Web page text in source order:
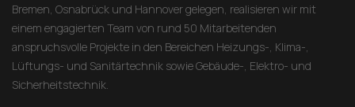
Bremen, Osnabrück und Hannover gelegen, realisieren wir mit
einem engagierten Team von rund 50 Mitarbeitenden
anspruchsvolle Projekte in den Bereichen Heizungs-, Klima-,
Lüftungs- und Sanitärtechnik sowie Gebäude-, Elektro- und
Sicherheitstechnik.